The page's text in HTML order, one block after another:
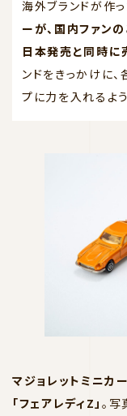
海外ブランドが作
ーが、国内ファンの
日本発売と同時に
ンドをきっかけに
プに力を入れるよ
マジョレットミニカ
「フェアレディZ」。